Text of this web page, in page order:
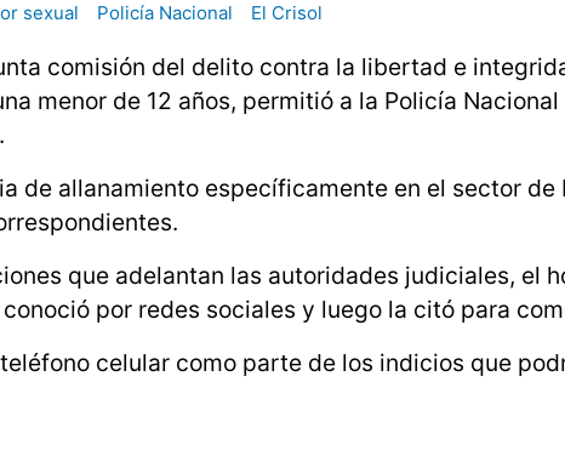
sexual Policía Nacional El Crisol
comisión del delito contra la libertad e
menor de 12 años, permitió a la Policía
de allanamiento específicamente en el sector
que adelantan las autoridades judiciales, el
por redes sociales y luego la citó para
celular como parte de los indicios que